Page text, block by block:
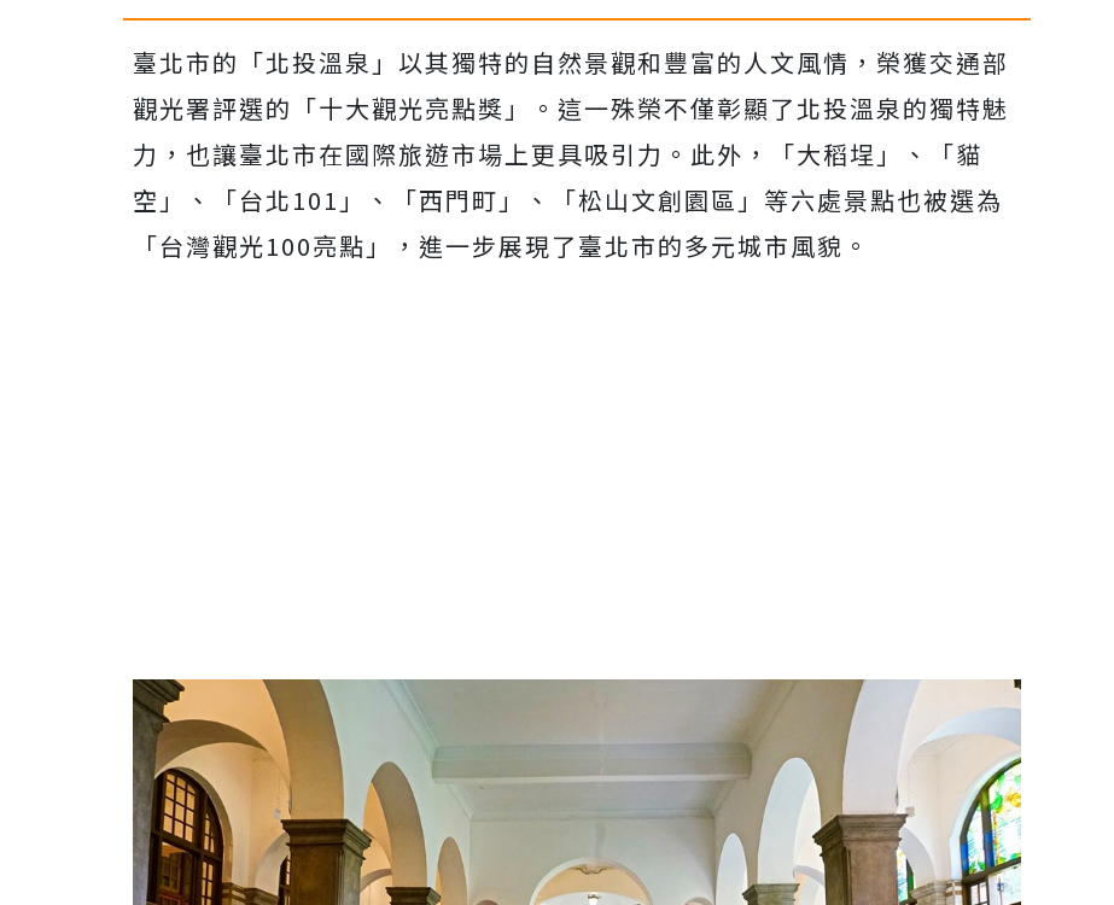
臺北市的「北投溫泉」以其獨特的自然景觀和豐富的人文風情，榮獲交通部
觀光署評選的「十大觀光亮點獎」。這一殊榮不僅彰顯了北投溫泉的獨特魅
力，也讓臺北市在國際旅遊市場上更具吸引力。此外，「大稻埕」、「貓
空」、「台北101」、「西門町」、「松山文創園區」等六處景點也被選為
「台灣觀光100亮點」，進一步展現了臺北市的多元城市風貌。